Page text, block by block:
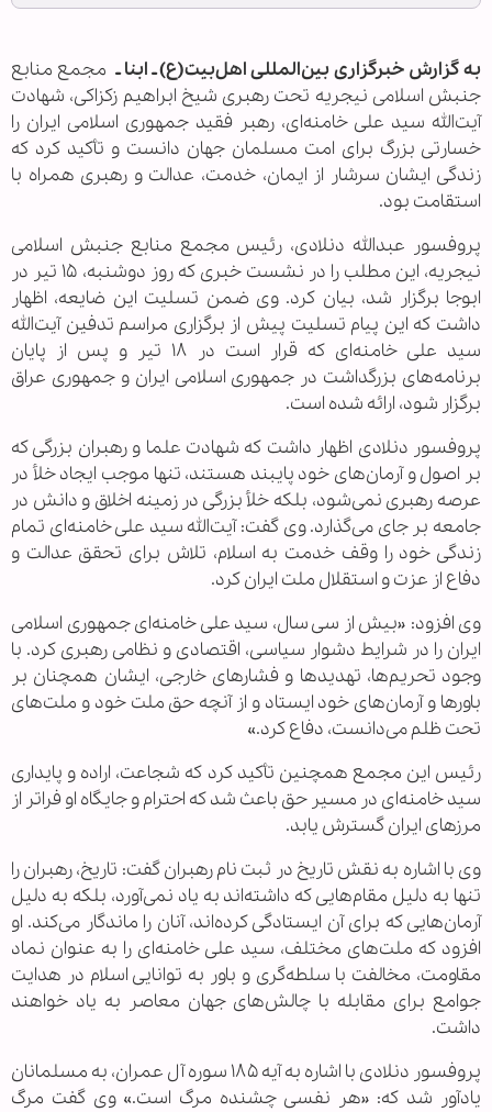
به گزارش خبرگزاری بین‌المللی اهل‌بیت(ع) ـ ابنا ـ مجمع منابع
جنبش اسلامی نیجریه تحت رهبری شیخ ابراهیم زکزاکی، شهادت
آیت‌الله سید علی خامنه‌ای، رهبر فقید جمهوری اسلامی ایران را
خسارتی بزرگ برای امت مسلمان جهان دانست و تأکید کرد که
زندگی ایشان سرشار از ایمان، خدمت، عدالت و رهبری همراه با
استقامت بود.
پروفسور عبدالله دنلادی، رئیس مجمع منابع جنبش اسلامی
نیجریه، این مطلب را در نشست خبری که روز دوشنبه، ۱۵ تیر در
ابوجا برگزار شد، بیان کرد. وی ضمن تسلیت این ضایعه، اظهار
داشت که این پیام تسلیت پیش از برگزاری مراسم تدفین آیت‌الله
سید علی خامنه‌ای که قرار است در ۱۸ تیر و پس از پایان
برنامه‌های بزرگداشت در جمهوری اسلامی ایران و جمهوری عراق
برگزار شود، ارائه شده است.
پروفسور دنلادی اظهار داشت که شهادت علما و رهبران بزرگی که
بر اصول و آرمان‌های خود پایبند هستند، تنها موجب ایجاد خلأ در
عرصه رهبری نمی‌شود، بلکه خلأ بزرگی در زمینه اخلاق و دانش در
جامعه بر جای می‌گذارد. وی گفت: آیت‌الله سید علی خامنه‌ای تمام
زندگی خود را وقف خدمت به اسلام، تلاش برای تحقق عدالت و
دفاع از عزت و استقلال ملت ایران کرد.
وی افزود: «بیش از سی سال، سید علی خامنه‌ای جمهوری اسلامی
ایران را در شرایط دشوار سیاسی، اقتصادی و نظامی رهبری کرد. با
وجود تحریم‌ها، تهدیدها و فشارهای خارجی، ایشان همچنان بر
باورها و آرمان‌های خود ایستاد و از آنچه حق ملت خود و ملت‌های
تحت ظلم می‌دانست، دفاع کرد.»
رئیس این مجمع همچنین تأکید کرد که شجاعت، اراده و پایداری
سید خامنه‌ای در مسیر حق باعث شد که احترام و جایگاه او فراتر از
مرزهای ایران گسترش یابد.
وی با اشاره به نقش تاریخ در ثبت نام رهبران گفت: تاریخ، رهبران را
تنها به دلیل مقام‌هایی که داشته‌اند به یاد نمی‌آورد، بلکه به دلیل
آرمان‌هایی که برای آن ایستادگی کرده‌اند، آنان را ماندگار می‌کند. او
افزود که ملت‌های مختلف، سید علی خامنه‌ای را به عنوان نماد
مقاومت، مخالفت با سلطه‌گری و باور به توانایی اسلام در هدایت
جوامع برای مقابله با چالش‌های جهان معاصر به یاد خواهند
داشت.
پروفسور دنلادی با اشاره به آیه ۱۸۵ سوره آل عمران، به مسلمانان
یادآور شد که: «هر نفسی چشنده مرگ است.» وی گفت مرگ